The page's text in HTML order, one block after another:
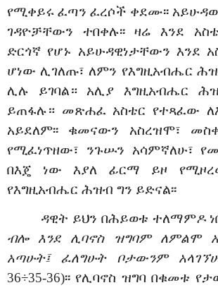
የሚቀይሩ ፈጣን ፈረሶች ቀደሙ፡፡
ገዳዮቻቸውን ተበቀሉ፡፡ ዛሬ እንደ
ድርጎኛ የሆኑ አይሁዳዊነታቸውን እንደ
ሆነው ሊገለጡ፣ ለምን የእግዚአብሔር
ሊሉ ይገባል። አሊያ እግዚአብሔር
ይጠፋሉ። መጽሐፈ አስቴር የተጻፈው
አይደለም፡፡ ቁመናውን አስረዝሞ፣
የሚፈነጥዘው፣ ንጉሡን አሳምኛለሁ፣
በእጄ ነው እያለ ፊርማ ይዞ
የእግዚአብሔር ሕዝብ ግን ይድናል፡፡
ዳዊት ይህን በሕይወቱ ተለማምዶ
ብሎ እንደ ሊባኖስ ዝግባም ለምልሞ
አጣሁት፤ ፈለግሁት ቦታውንም
36÷35-36)፡፡ የሊባኖስ ዝግባ በቁመቱ